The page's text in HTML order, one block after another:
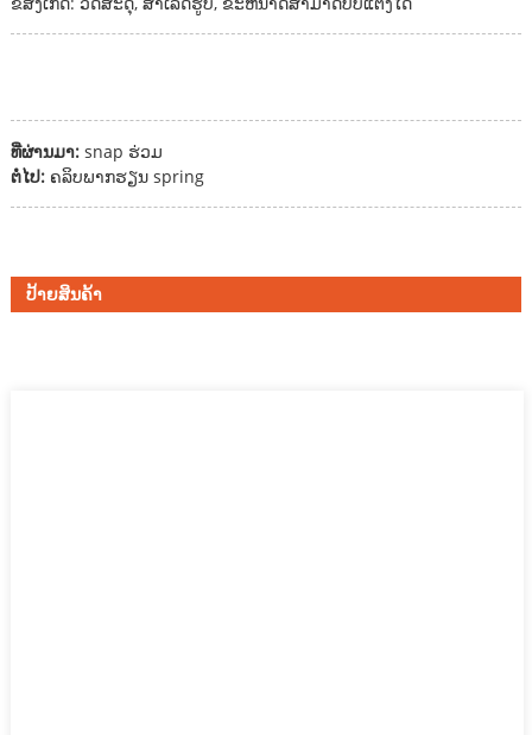
ທີ່ຜ່ານມາ: snap ຮ່ວມ
ຕໍ່ໄປ: ຄລິບພາກຮຽນ spring
ປ້າຍສິນຄ້າ